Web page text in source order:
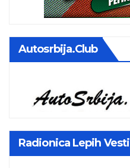
Autosrbija.club
Radionica Lepih Vesti